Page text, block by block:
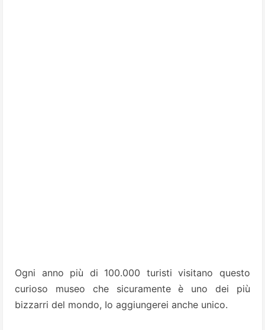
Ogni anno più di 100.000 turisti visitano questo
curioso museo che sicuramente è uno dei più
bizzarri del mondo, Io aggiungerei anche unico.